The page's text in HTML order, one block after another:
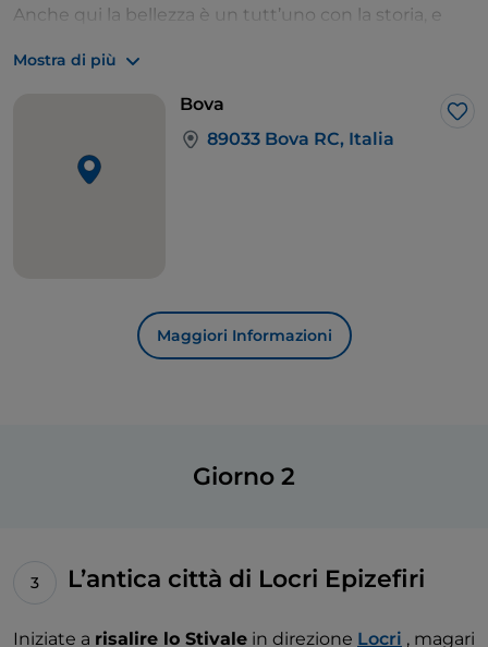
Anche qui la bellezza è un tutt’uno con la storia, e
dialetto greco-calabro
abitanti, eredi e gelosi custodi della
Mostra di più
Bova
89033 Bova RC, Italia
Maggiori Informazioni
Giorno 2
L’antica città di Locri Epizefiri
Iniziate a risalire lo Stivale in direzione Locri , magari